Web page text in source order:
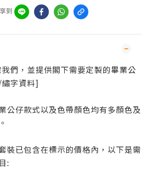
到
們，並提供閣下需要定製的畢業公
字資料]
公仔款式以及色帶顏色均有多顏色及
裝已包含在標示的價格內，以下是需
: